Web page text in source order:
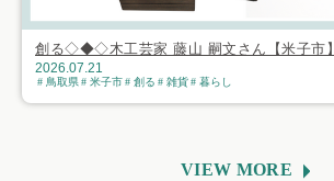
創る◇◆◇木工芸家 藤山 嗣文さん【米子市】
2026.07.21
鳥取県 米子市 創る 雑貨 暮らし
VIEW MORE